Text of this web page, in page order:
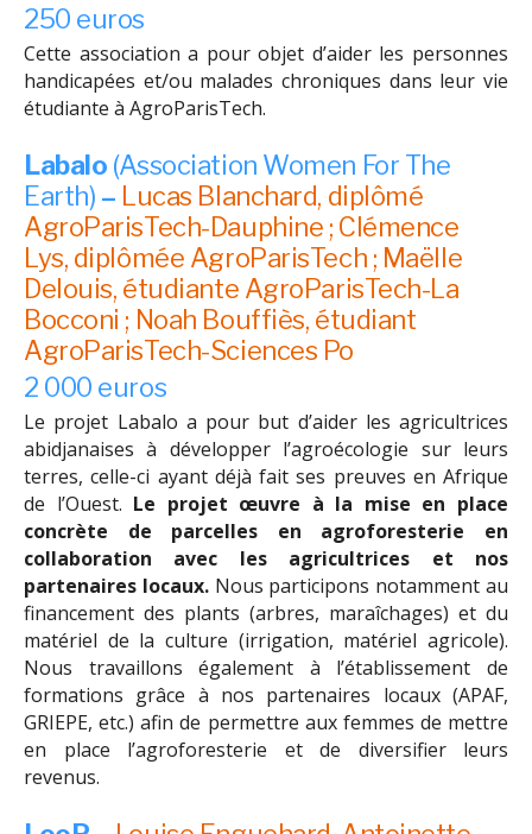
250 euros
Cette association a pour objet d’aider les personnes
handicapées et/ou malades chroniques dans leur vie
étudiante à AgroParisTech.
Labalo (Association Women For The
Earth) – Lucas Blanchard, diplômé
AgroParisTech-Dauphine ; Clémence
Lys, diplômée AgroParisTech ; Maëlle
Delouis, étudiante AgroParisTech-La
Bocconi ; Noah Bouffiès, étudiant
AgroParisTech-Sciences Po
2 000 euros
Le projet Labalo a pour but d’aider les agricultrices
abidjanaises à développer l’agroécologie sur leurs
terres, celle-ci ayant déjà fait ses preuves en Afrique
de l’Ouest. Le projet œuvre à la mise en place
concrète de parcelles en agroforesterie en
collaboration avec les agricultrices et nos
partenaires locaux.Nous participons notamment au
financement des plants (arbres, maraîchages) et du
matériel de la culture (irrigation, matériel agricole).
Nous travaillons également à l’établissement de
formations grâce à nos partenaires locaux (APAF,
GRIEPE, etc.) afin de permettre aux femmes de mettre
en place l’agroforesterie et de diversifier leurs
revenus.